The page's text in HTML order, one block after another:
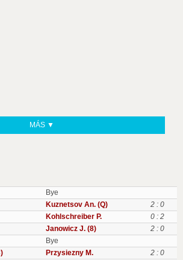
MÁS ▼
Bye
Kuznetsov An. (Q)
2 : 0
Kohlschreiber P.
0 : 2
Janowicz J. (8)
2 : 0
Bye
Przysiezny M.
2 : 0